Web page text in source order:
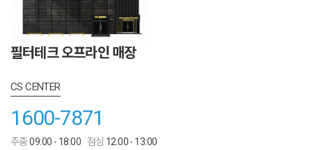
필터테크 오프라인 매장
CS CENTER
1600-7871
주중09:00 - 18:00 점심 12:00 - 13:00